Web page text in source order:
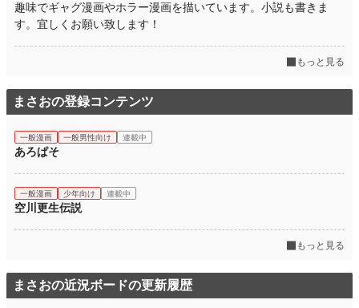
趣味でギャグ漫画やホラー漫画を描いています。小説も書きま
す。宜しくお願い致します！
もっと見る
まさおの登録コンテンツ
一般漫画 一般男性向け 連載中
あろぱそ
一般漫画 少年向け 連載中
空川更生伝説
もっと見る
まさおの近況ボードの更新履歴